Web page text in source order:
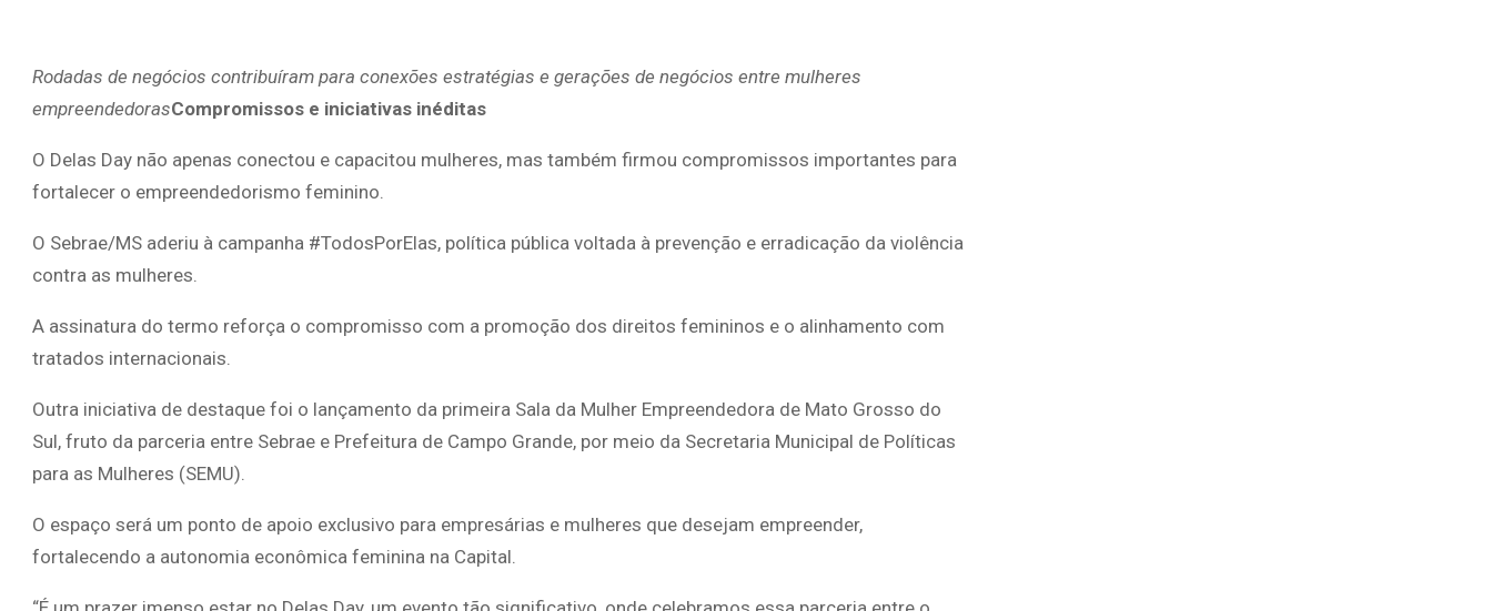
Rodadas de negócios contribuíram para conexões estratégias e gerações de negócios entre mulheres
empreendedorasCompromissos e iniciativas inéditas
O Delas Day não apenas conectou e capacitou mulheres, mas também firmou compromissos importantes para
fortalecer o empreendedorismo feminino.
O Sebrae/MS aderiu à campanha #TodosPorElas, política pública voltada à prevenção e erradicação da violência
contra as mulheres.
A assinatura do termo reforça o compromisso com a promoção dos direitos femininos e o alinhamento com
tratados internacionais.
Outra iniciativa de destaque foi o lançamento da primeira Sala da Mulher Empreendedora de Mato Grosso do
Sul, fruto da parceria entre Sebrae e Prefeitura de Campo Grande, por meio da Secretaria Municipal de Políticas
para as Mulheres (SEMU).
O espaço será um ponto de apoio exclusivo para empresárias e mulheres que desejam empreender,
fortalecendo a autonomia econômica feminina na Capital.